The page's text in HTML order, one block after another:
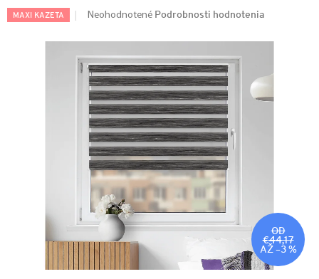
MAXI KAZETA Neohodnotené Podrobnosti hodnotenia
OD
€44,17
AŽ –3 %